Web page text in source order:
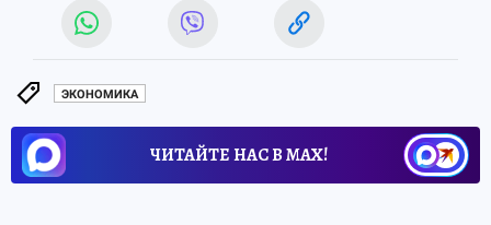
ЭКОНОМИКА
ЧИТАЙТЕ НАС В МАХ!